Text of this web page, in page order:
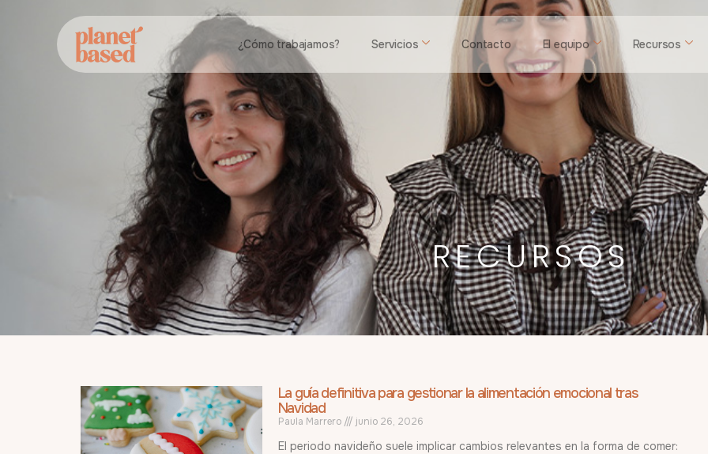
¿Cómo trabajamos? Servicios Contacto El equipo Recursos
RECURSOS
La guía definitiva para gestionar la alimentación emocional tras
Navidad
Paula Marrero junio 26, 2026
El periodo navideño suele implicar cambios relevantes en la forma de comer: